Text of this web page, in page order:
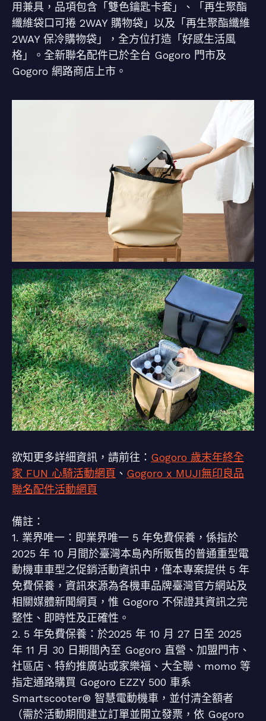
用兼具，品項包含「雙色鑰匙卡套」、「再生聚酯
纖維袋口可捲 2WAY 購物袋」以及「再生聚酯纖維
2WAY 保冷購物袋」，全方位打造「好感生活風
格」。全新聯名配件已於全台 Gogoro 門市及
Gogoro 網路商店上市。
欲知更多詳細資訊，請前往： Gogoro 歲末年終全
家 FUN 心騎活動網頁 、 Gogoro x MUJI無印良品
聯名配件活動網頁
備註：
1. 業界唯一：即業界唯一 5 年免費保養，係指於
2025 年 10 月間於臺灣本島內所販售的普通重型電
動機車車型之促銷活動資訊中，僅本專案提供 5 年
免費保養，資訊來源為各機車品牌臺灣官方網站及
相關媒體新聞網頁，惟 Gogoro 不保證其資訊之完
整性、即時性及正確性。
2. 5 年免費保養：於2025 年 10 月 27 日至 2025
年 11 月 30 日期間內至 Gogoro 直營、加盟門市、
社區店、特約推廣站或家樂福、大全聯、momo 等
指定通路購買 Gogoro EZZY 500 車系
Smartscooter® 智慧電動機車，並付清全額者
（需於活動期間建立訂單並開立發票，依 Gogoro